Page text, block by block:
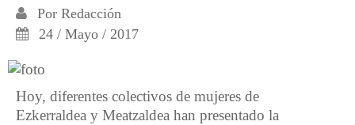
Por Redacción
24 / Mayo / 2017
Hoy, diferentes colectivos de mujeres de
Ezkerraldea y Meatzaldea han presentado la